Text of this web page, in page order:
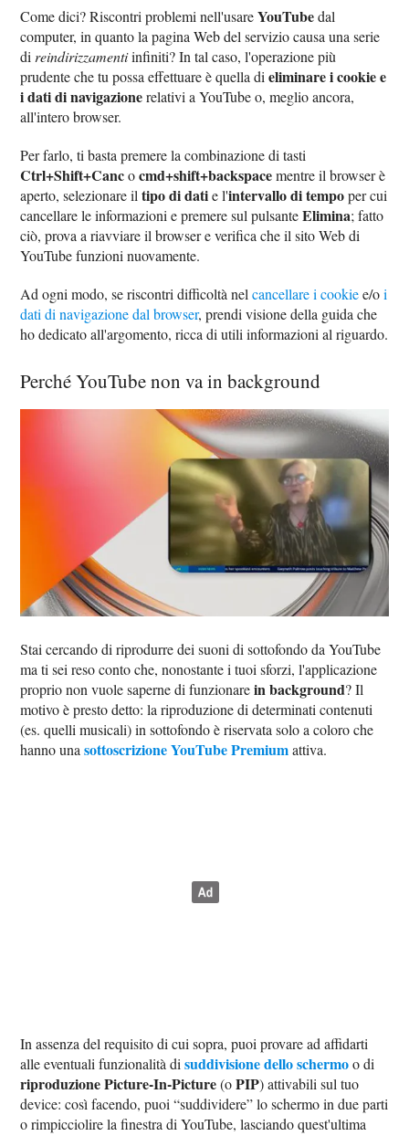
Come dici? Riscontri problemi nell'usareYouTubedal
computer, in quanto la pagina Web del servizio causa una serie
di reindirizzamentiinfiniti? In tal caso, l'operazione più
prudente che tu possa effettuare è quella dieliminare i cookie e
i dati di navigazionerelativi a YouTube o, meglio ancora,
all'intero browser.
Per farlo, ti basta premere la combinazione di tasti
Ctrl+Shift+Cancocmd+shift+backspacementre il browser è
aperto, selezionare iltipo di datie l'intervallo di tempoper cui
cancellare le informazioni e premere sul pulsanteElimina; fatto
ciò, prova a riavviare il browser e verifica che il sito Web di
YouTube funzioni nuovamente.
Ad ogni modo, se riscontri difficoltà nelcancellare i cookiee/oi
dati di navigazione dal browser, prendi visione della guida che
ho dedicato all'argomento, ricca di utili informazioni al riguardo.
Perché YouTube non va in background
Stai cercando di riprodurre dei suoni di sottofondo da YouTube
ma ti sei reso conto che, nonostante i tuoi sforzi, l'applicazione
proprio non vuole saperne di funzionarein background? Il
motivo è presto detto: la riproduzione di determinati contenuti
(es. quelli musicali) in sottofondo è riservata solo a coloro che
hanno unasottoscrizione YouTube Premiumattiva.
In assenza del requisito di cui sopra, puoi provare ad affidarti
alle eventuali funzionalità disuddivisione dello schermoo di
riproduzione Picture-In-Picture(oPIP) attivabili sul tuo
device: così facendo, puoi “suddividere” lo schermo in due parti
o rimpicciolire la finestra di YouTube, lasciando quest'ultima